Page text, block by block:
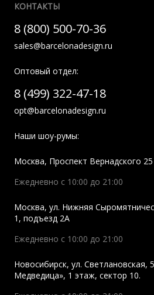
КОНТАКТЫ
8 (800) 500-70-36
sales@barcelonadesign.ru
Оптовый отдел:
8 (499) 322-47-18
opt@barcelonadesign.ru
Наши шоу-румы:
Москва, Проспект Вернадского 25
Ежедневно с 10:00 до 21:00
Москва, ул. Нижняя
1, подъезд 2A
Ежедневно с 10:00 до 21:00
Новосибирск, ул. Светлановская,
Медведица», 1 этаж, сектор 10.